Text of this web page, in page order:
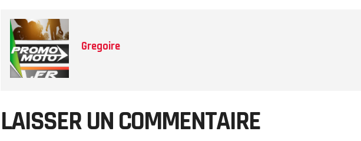
Gregoire
LAISSER UN COMMENTAIRE